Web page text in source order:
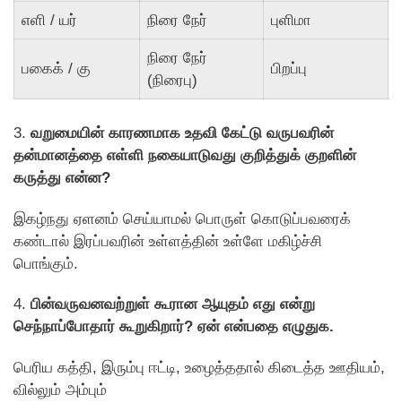
எளி / யர் நிரை நேர் புளிமா
பகைக் / கு
நிரை நேர்
(நிரைபு)
பிறப்பு
3. வறுமையின் காரணமாக உதவி கேட்டு வருபவரின்
தன்மானத்தை எள்ளி நகையாடுவது குறித்துக் குறளின்
கருத்து என்ன?
இகழ்நது ஏளனம் செய்யாமல் பொருள் கொடுப்பவரைக்
கண்டால் இரப்பவரின் உள்ளத்தின் உள்ளே மகிழ்ச்சி
பொங்கும்.
4. பின்வருவனவற்றுள் கூரான ஆயுதம் எது என்று
செந்நாப்போதார் கூறுகிறார்? ஏன் என்பதை எழுதுக.
பெரிய கத்தி, இரும்பு ஈட்டி, உழைத்ததால் கிடைத்த ஊதியம்,
வில்லும் அம்பும்